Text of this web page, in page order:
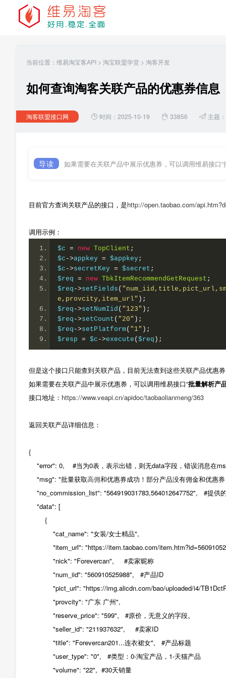
当前位置： 维易淘宝客API > 淘宝联盟学堂 > 淘客开发
如何查询淘客关联产品的优惠券信息
淘客联盟接口网 时间：2025-10-19 33856 主题：
导读 如果需要在关联产品中展示优惠券，可以调用维易接口
目前官方查询关联产品的接口，是http://open.taobao.com/
调用示例：
$c = new TopClient ;
$c ->appkey = $appkey;
$c ->secretKey = $secret ;
$req = new TbkItemRecommendGetRequest ;
$req ->setFields (
e,provcity,item_url" );
$req ->setNumIid ( "123" );
$req ->setCount ( "20" );
$req ->setPlatform( "1" );
$resp = $c ->execute ( $req );
但是这个接口只能查到关联产品，目前无法查到这些关联产品优惠
如果需要在关联产品中展示优惠券，可以调用维易接口“批量解析产
接口地址： https://www.veapi.cn/apidoc/taobaolianmeng/363
返回关联产品详细信息：
{
"error": 0, #当为0表，表示出错，则无data字段，错误消息在
"msg": "批量获取高佣和优惠券成功！部分产品没有佣金和优惠
"no_commission_list": "564919031783,564012647752", #提供
"data": [
{
"cat_name": "女装/女士精品",
"item_url": "https://item.taobao.com/
"nick": "Forevercan", #卖家昵称
"num_iid": "560910525988", #产品ID
"pict_url": "https://img.alicdn.com/bao/uploaded/i4/
"provcity": "广东 广州",
"reserve_price": "599", #原价，无意义的字段。
"seller_id": "211937632", #卖家ID
"title": "Forevercan201...连衣裙女", #产品标题
"user_type": "0", #类型：0-淘宝产品，1-天猫产品
"volume": "22", #30天销量